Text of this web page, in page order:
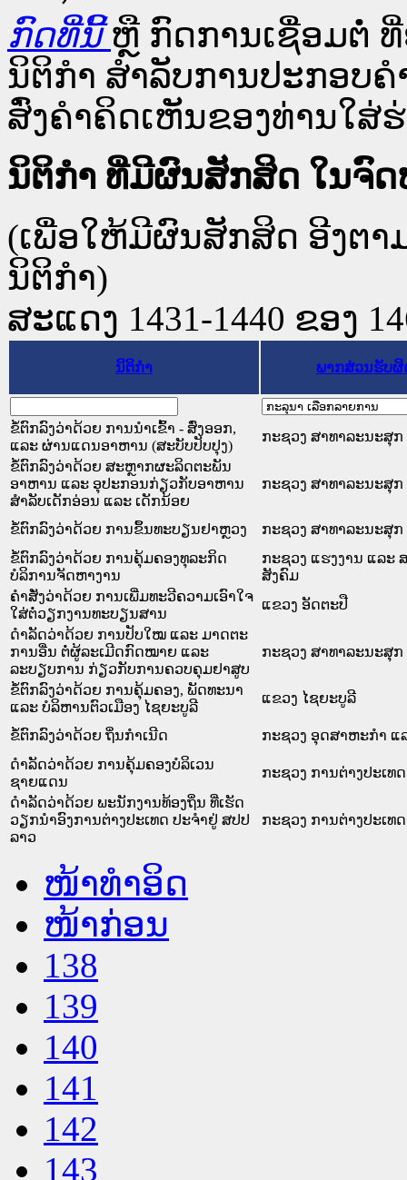
ກົດທີ່ນີ້ ຫຼື ກົດການເຊື່ອມຕໍ່ ທີ່
ນິຕິກໍາ ສໍາລັບການປະກອບ
ສົ່ງຄຳຄິດເຫັນຂອງທ່ານໃສ່
ນິຕິກໍາ ທີ່ມີຜົນສັກສິດ ໃນຈົ
(ເພື່ອໃຫ້ມີຜົນສັກສິດ ອີງຕ
ນິຕິກໍາ)
ສະແດງ 1431-1440 ຂອງ
ນິຕິກໍາ ພາກສ່ວນຮັບຜິ
ຂໍ້ຕົກລົງວ່າດ້ວຍ ການນຳເຂົ້າ - ສົ່ງອອກ,
ແລະ ຜ່ານແດນອາຫານ (ສະບັບປັບປຸງ)
ກະຊວງ ສາທາລະນະສຸກ
ຂໍ້ຕົກລົງວ່າດ້ວຍ ສະຫຼາກຜະລິດຕະພັນ
ອາຫານ ແລະ ອຸປະກອນກ່ຽວກັບອາຫານ
ສຳລັບເດັກອ່ອນ ແລະ ເດັກນ້ອຍ
ກະຊວງ ສາທາລະນະສຸກ
ຂໍ້ຕົກລົງວ່າດ້ວຍ ການຂຶ້ນທະບຽນຢາຫຼວງ
ກະຊວງ ສາທາລະນະສຸກ
ຂໍ້ຕົກລົງວ່າດ້ວຍ ການຄຸ້ມຄອງທຸລະກິດ
ບໍລິການຈັດຫາງານ
ກະຊວງ ແຮງງານ ແລະ
ສັງຄົມ
ຄຳສັ່ງວ່າດ້ວຍ ການເພີ່ມທະວີຄວາມເອົາໃຈ
ໃສ່ຕໍ່ວຽກງານທະບຽນສານ
ແຂວງ ອັດຕະປື
ດຳລັດວ່າດ້ວຍ ການປັບໃໝ ແລະ ມາດຕະ
ການອື່ນ ຕໍ່ຜູ້ລະເມີດກົດໝາຍ ແລະ
ລະບຽບການ ກ່ຽວກັບການຄວບຄຸມຢາສູບ
ກະຊວງ ສາທາລະນະສຸກ
ຂໍ້ຕົກລົງວ່າດ້ວຍ ການຄຸ້ມຄອງ, ພັດທະນາ
ແລະ ບໍລິຫານຕົວເມືອງ ໄຊຍະບູລີ
ແຂວງ ໄຊຍະບູລີ
ຂໍ້ຕົກລົງວ່າດ້ວຍ ຖິ່ນກຳເນີດ
ກະຊວງ ອຸດສາຫະກຳ ແ
ດຳລັດວ່າດ້ວຍ ການຄຸ້ມຄອງບໍລິເວນ
ຊາຍແດນ
ກະຊວງ ການຕ່າງປະເທດ
ດຳລັດວ່າດ້ວຍ ພະນັກງານທ້ອງຖິ່ນ ທີ່ເຮັດ
ວຽກນຳອົງການຕ່າງປະເທດ ປະຈຳຢູ່ ສປປ
ລາວ
ກະຊວງ ການຕ່າງປະເທດ
ໜ້າທໍາອິດ
ໜ້າກ່ອນ
138
139
140
141
142
143